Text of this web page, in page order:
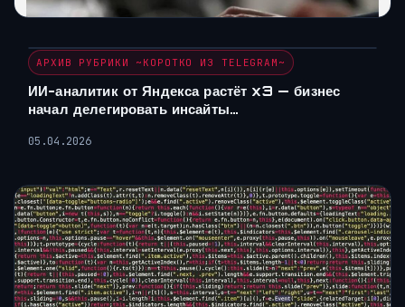
АРХИВ РУБРИКИ ~КОРОТКО ИЗ TELEGRAM~
ИИ-аналитик от Яндекса растёт x3 — бизнес
начал делегировать инсайты…
05.04.2026